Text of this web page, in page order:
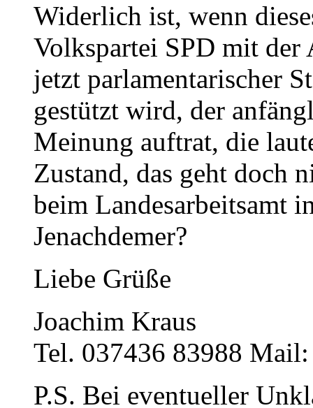
Widerlich ist, wenn
Volkspartei SPD mit der
jetzt parlamentarischer
gestützt wird, der
Meinung auftrat, die
Zustand, das geht doch
beim Landesarbeitsamt
Jenachdemer?
Liebe Grüße
Joachim Kraus
Tel. 037436 83988
P.S. Bei eventueller